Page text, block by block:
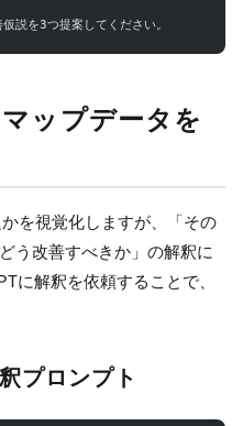
説を3つ提案してください。
ップデータを
を視覚化しますが、「その
う改善すべきか」の解釈に
に解釈を依頼することで、
プロンプト